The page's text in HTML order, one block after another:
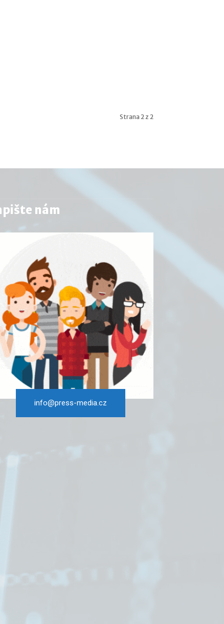
Strana 2 z 2
nám
info@press-media.cz